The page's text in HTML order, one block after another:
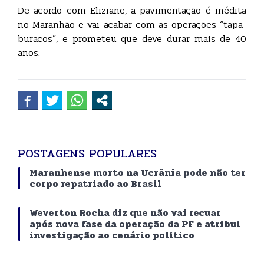
De acordo com Eliziane, a pavimentação é inédita
no Maranhão e vai acabar com as operações “tapa-
buracos”, e prometeu que deve durar mais de 40
anos.
POSTAGENS POPULARES
Maranhense morto na Ucrânia pode não ter
corpo repatriado ao Brasil
Weverton Rocha diz que não vai recuar
após nova fase da operação da PF e atribui
investigação ao cenário político